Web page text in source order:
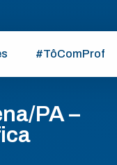
#TôComProf
PA –